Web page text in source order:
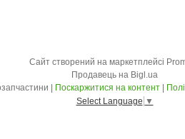
Сайт створений на маркетплейсі
Продавець на Bigl.ua
Геккон Автозапчастини | Поскаржитися на контент |
Select Language ▼